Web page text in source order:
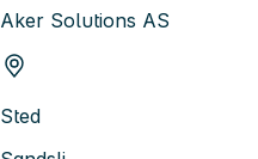
Aker Solutions AS
Sted